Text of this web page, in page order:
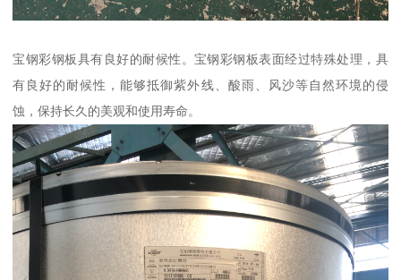
宝钢彩钢板具有良好的耐候性。宝钢彩钢板表面经过特殊处理，具
有良好的耐候性，能够抵御紫外线、酸雨、风沙等自然环境的侵
蚀，保持长久的美观和使用寿命。